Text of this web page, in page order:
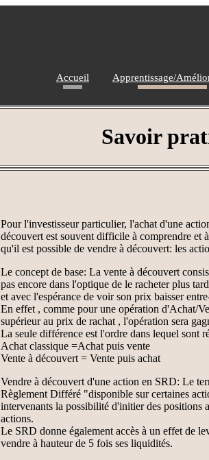
Accueil Apprentissage/
Savoir
Pour l'investisseur particulier, l'achat d'une
découvert est souvent difficile à comprendre et
qu'il est possible de vendre à découvert: les
Le concept de base: La vente à découvert
pas encore dans l'optique de le racheter plus
et avec l'espérance de voir son prix baisser
En effet , comme pour une opération d'Achat/
supérieur au prix de rachat , l'opération sera
La seule différence est l'ordre dans lequel sont
Achat classique =Achat puis vente
Vente à découvert = Vente puis achat
Vendre à découvert d'une action en SRD: Le
Règlement Différé "disponible sur certaines
intervenants la possibilité d'initier des positions
actions.
Le SRD donne également accès à un effet de
vendre à hauteur de 5 fois ses liquidités.